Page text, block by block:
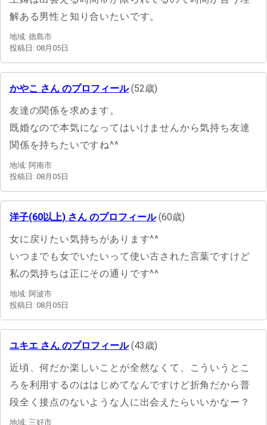
解ある男性と知り合いたいです。
地域: 徳島市
投稿日: 08月05日
かやこ さん のプロフィール(52歳)
友達の関係を求めます。
既婚なので本気になってはいけませんから気持ち友達
関係を持ちたいですね^^
地域: 阿南市
投稿日: 08月05日
洋子(60以上) さん のプロフィール(60歳)
女に戻りたい気持ちがあります^^
いつまでも女でいたいって使い古された言葉ですけど
私の気持ちは正にその通りです^^
地域: 阿波市
投稿日: 08月05日
ユキエ さん のプロフィール(43歳)
近頃、何だか楽しいことが全然なくて、こういうとこ
ろを利用するのははじめてなんですけど折角だから普
段全く接点のないような人に出会えたらいいかなー？
地域: 三好市